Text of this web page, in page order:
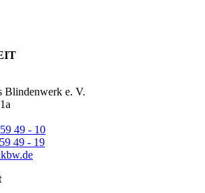
Blindenwerk e. V.
49 - 10
49 - 19